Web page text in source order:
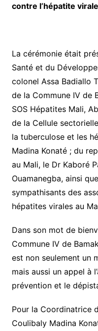
contre l’hépatite
La cérémonie était
Santé et du
colonel Assa Badiallo
de la Commune IV de
SOS Hépatites Mali,
de la Cellule
la tuberculose et les
Madina Konaté ; du
au Mali, le Dr Kaboré
Ouamanegba, ainsi
sympathisants des
hépatites virales au
Dans son mot de
Commune IV de
est non seulement un
mais aussi un appel à
prévention et le
Pour la Coordinatrice
Coulibaly Madina